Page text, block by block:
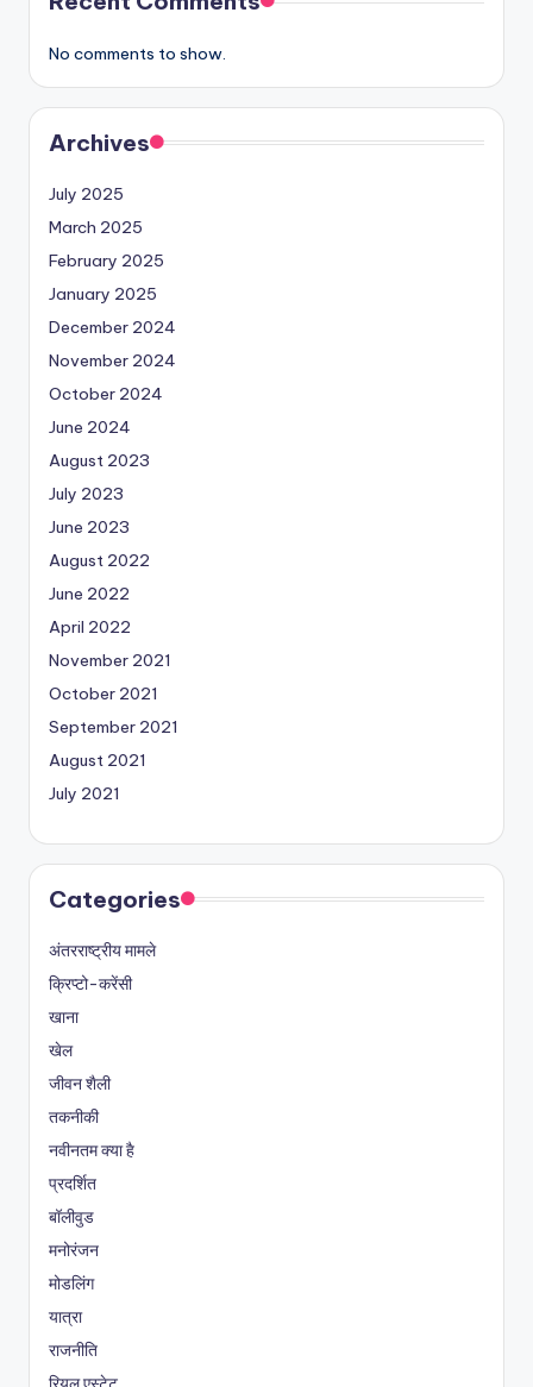
No comments to show.
Archives
July 2025
March 2025
February 2025
January 2025
December 2024
November 2024
October 2024
June 2024
August 2023
July 2023
June 2023
August 2022
June 2022
April 2022
November 2021
October 2021
September 2021
August 2021
July 2021
Categories
अंतरराष्ट्रीय मामले
क्रिप्टो-करेंसी
खाना
खेल
जीवन शैली
तकनीकी
नवीनतम क्या है
प्रदर्शित
बॉलीवुड
मनोरंजन
मोडलिंग
यात्रा
राजनीति